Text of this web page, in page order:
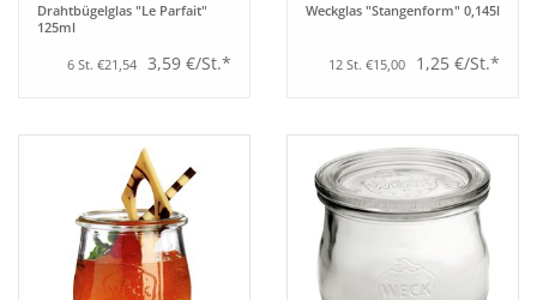
Drahtbügelglas "Le Parfait"
125ml
6 St. €21,54 3,59 €/St.*
Weckglas "Stangenform" 0,145l
12 St. €15,00 1,25 €/St.*